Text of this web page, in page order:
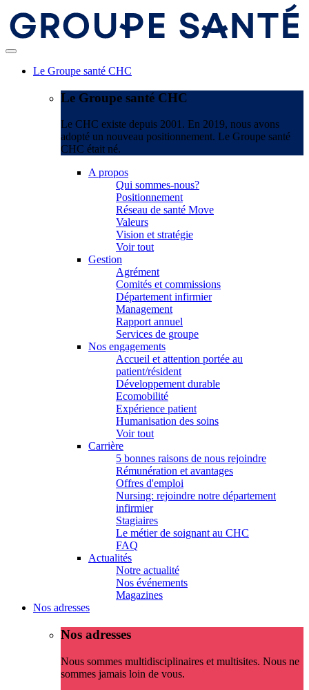
Le Groupe santé CHC
Le Groupe santé CHC
Le CHC existe depuis 2001. En 2019, nous avons
adopté un nouveau positionnement. Le Groupe santé
CHC était né.
A propos
Qui sommes-nous?
Positionnement
Réseau de santé Move
Valeurs
Vision et stratégie
Voir tout
Gestion
Agrément
Comités et commissions
Département infirmier
Management
Rapport annuel
Services de groupe
Nos engagements
Accueil et attention portée au
patient/résident
Développement durable
Ecomobilité
Expérience patient
Humanisation des soins
Voir tout
Carrière
5 bonnes raisons de nous rejoindre
Rémunération et avantages
Offres d'emploi
Nursing: rejoindre notre département
infirmier
Stagiaires
Le métier de soignant au CHC
FAQ
Actualités
Notre actualité
Nos événements
Magazines
Nos adresses
Nos adresses
Nous sommes multidisciplinaires et multisites. Nous ne
sommes jamais loin de vous.